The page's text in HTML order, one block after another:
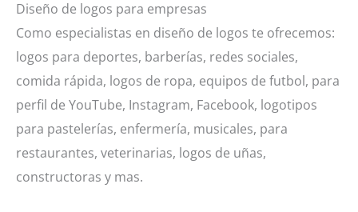
Diseño de logos para empresas
Como especialistas en diseño de logos te ofrecemos:
logos para deportes, barberías, redes sociales,
comida rápida, logos de ropa, equipos de futbol, para
perfil de YouTube, Instagram, Facebook, logotipos
para pastelerías, enfermería, musicales, para
restaurantes, veterinarias, logos de uñas,
constructoras y mas.